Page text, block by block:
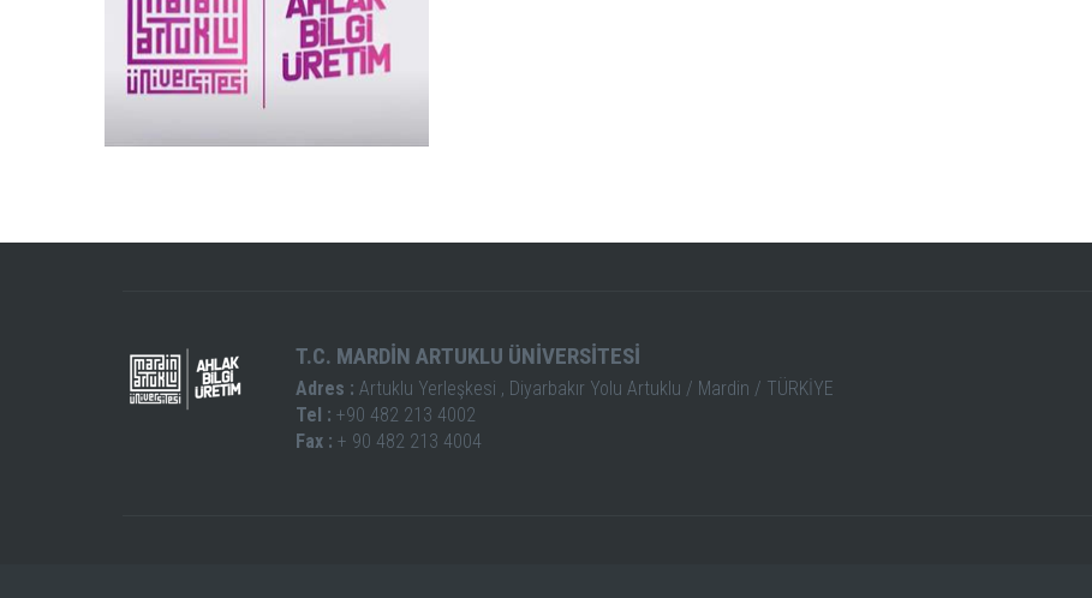
T.C. MARDİN ARTUKLU ÜNİVERSİTESİ
Adres : Artuklu Yerleşkesi , Diyarbakır Yolu Artuklu / Mardin / TÜRKİYE
Tel : +90 482 213 4002
Fax : + 90 482 213 4004